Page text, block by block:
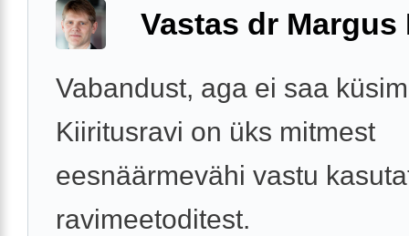
Vastas dr Margus
Vabandust, aga ei saa
Kiiritusravi on üks mitmest
eesnäärmevähi vastu
ravimeetoditest.